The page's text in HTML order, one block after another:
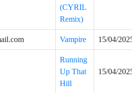
(CYRIL
Remix)
Vampire 15/04/
Running
Up That
Hill
15/04/